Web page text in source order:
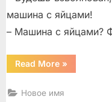
машина с яйцами!
– Машина с яйцами?
Read More“Эгоист”
»
Новое имя